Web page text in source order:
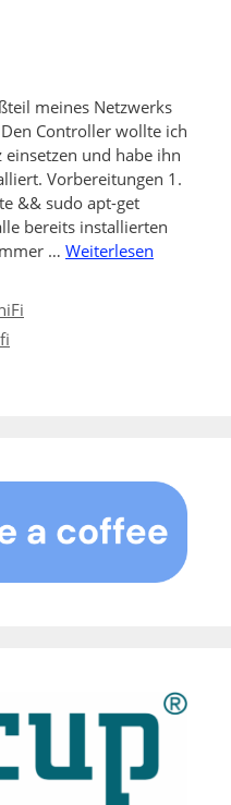
meines Netzwerks
Controller wollte ich
und habe ihn
Vorbereitungen 1.
&& sudo apt-get
bereits installierten
… Weiterlesen